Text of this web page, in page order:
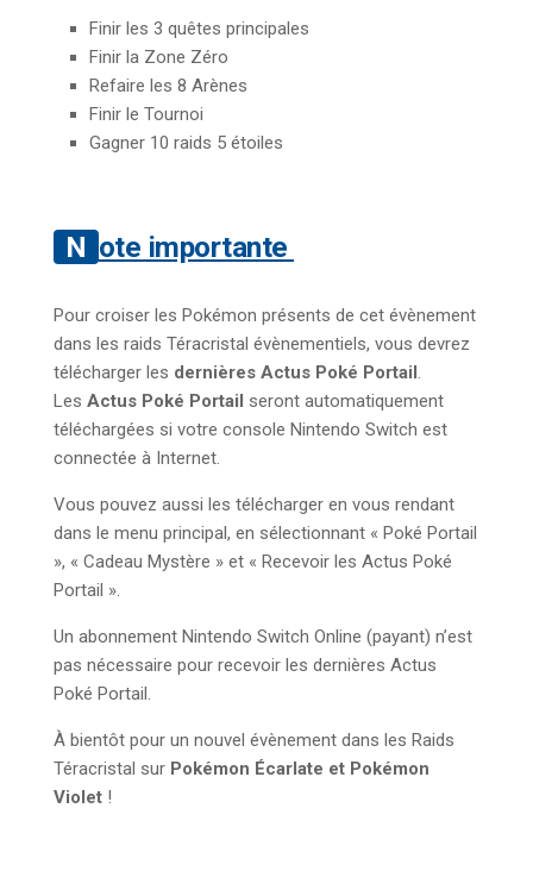
Finir les 3 quêtes principales
Finir la Zone Zéro
Refaire les 8 Arènes
Finir le Tournoi
Gagner 10 raids 5 étoiles
Note importante
Pour croiser les Pokémon présents de cet évènement
dans les raids Téracristal évènementiels, vous devrez
télécharger les dernières Actus Poké Portail.
Les Actus Poké Portail seront automatiquement
téléchargées si votre console Nintendo Switch est
connectée à Internet.
Vous pouvez aussi les télécharger en vous rendant
dans le menu principal, en sélectionnant « Poké Portail
», « Cadeau Mystère » et « Recevoir les Actus Poké
Portail ».
Un abonnement Nintendo Switch Online (payant) n’est
pas nécessaire pour recevoir les dernières Actus
Poké Portail.
À bientôt pour un nouvel évènement dans les Raids
Téracristal sur Pokémon Écarlate et Pokémon
Violet !